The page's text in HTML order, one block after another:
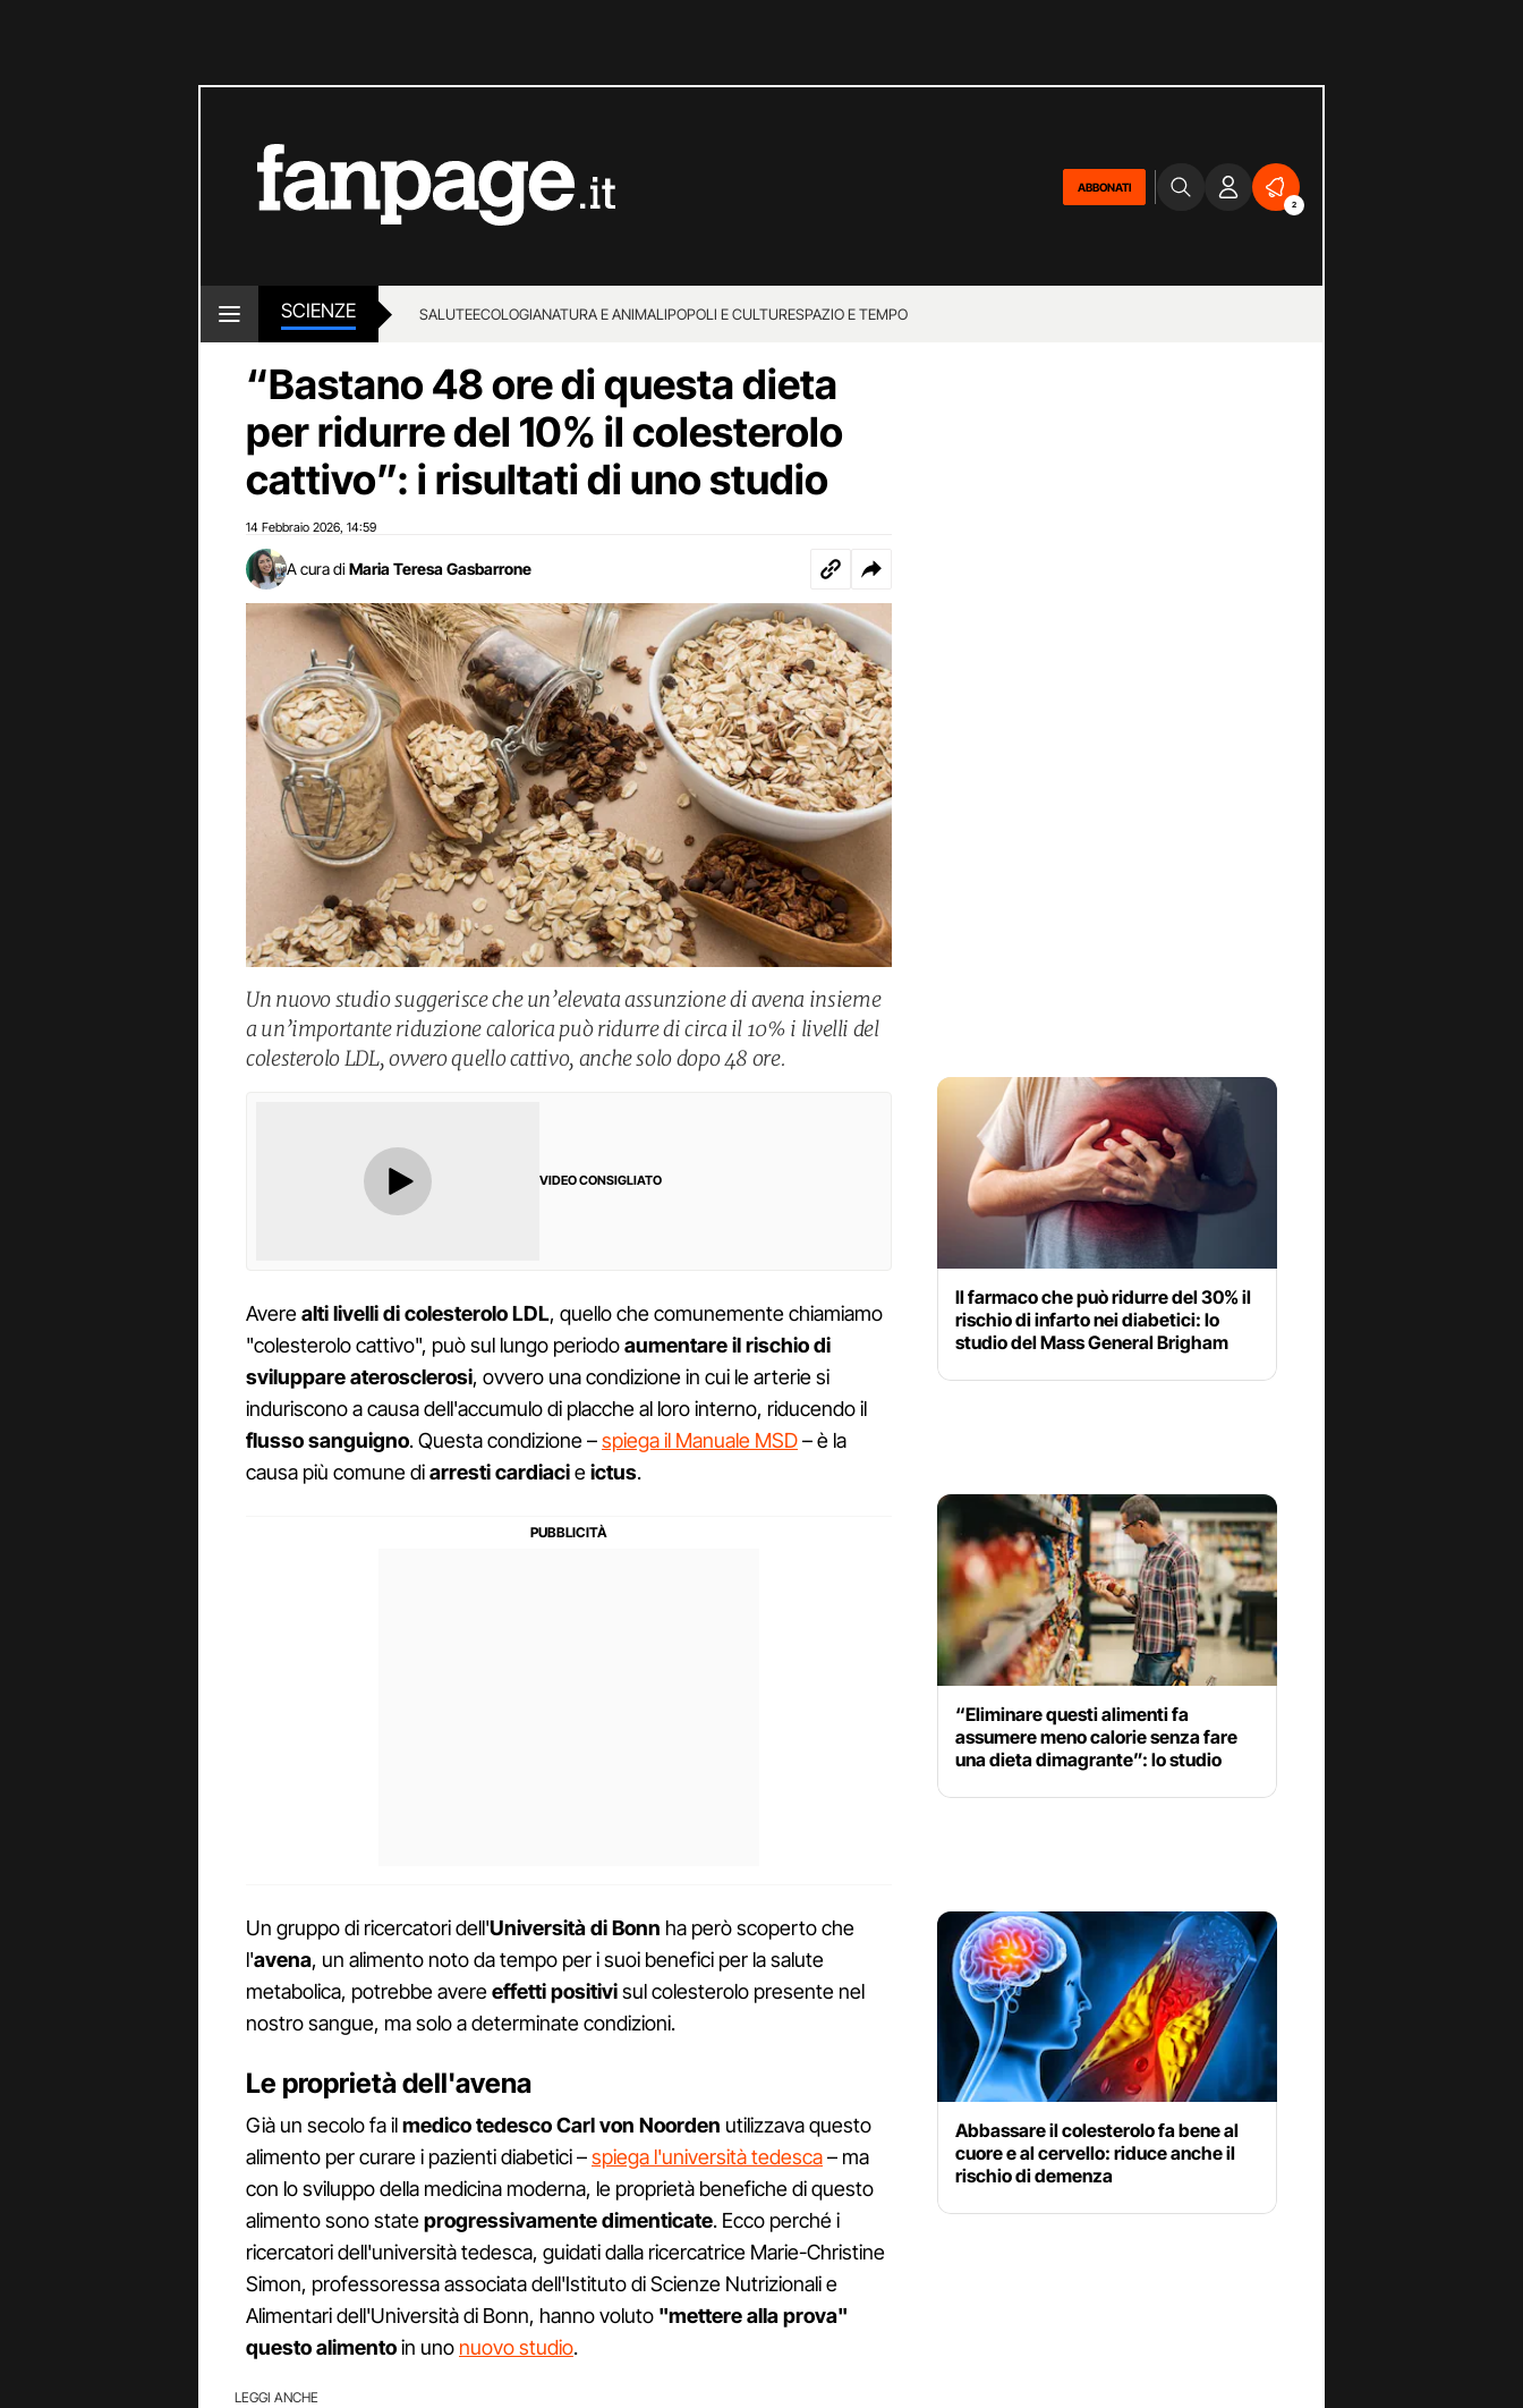
ABBONATI
2
SCIENZE SALUTEECOLOGIANATURA E ANIMALIPOPOLI E CULTURESPAZIO E TEMPO
“Bastano 48 ore di questa dieta
per ridurre del 10% il colesterolo
cattivo”: i risultati di uno studio
14 Febbraio 2026 14:59
A cura di Maria Teresa Gasbarrone
Un nuovo studio suggerisce che un’elevata assunzione di avena insieme
a un’importante riduzione calorica può ridurre di circa il 10% i livelli del
colesterolo LDL, ovvero quello cattivo, anche solo dopo 48 ore.
VIDEO CONSIGLIATO
Averealti livelli di colesteroloLDL, quello che comunemente chiamiamo
"colesterolo cattivo", può sul lungo periodoaumentare il rischio di
sviluppare aterosclerosi, ovvero una condizione in cui le arterie si
induriscono a causa dell'accumulo di placche al loro interno, riducendo il
flusso sanguigno. Questa condizione –spiega il Manuale MSD– è la
causa più comune diarresti cardiacieictus.
Un gruppo di ricercatori dell'Università di Bonn ha però scoperto che
l'avena, un alimento noto da tempo per i suoi benefici per la salute
metabolica, potrebbe avereeffetti positivisul colesterolo presente nel
nostro sangue, ma solo a determinate condizioni.
Le proprietà dell'avena
Già un secolo fa ilmedico tedesco Carl von Noorden utilizzava questo
alimento per curare i pazienti diabetici –spiega l'università tedesca– ma
con lo sviluppo della medicina moderna, le proprietà benefiche di questo
alimento sono stateprogressivamente dimenticate. Ecco perché i
ricercatori dell'università tedesca, guidati dalla ricercatrice Marie-Christine
Simon, professoressa associata dell'Istituto di Scienze Nutrizionali e
Alimentari dell'Università di Bonn, hanno voluto "mettere alla prova"
questo alimentoin uno nuovo studio.
LEGGI ANCHE
Il farmaco che può ridurre del 30% il
rischio di infarto nei diabetici: lo
studio del Mass General Brigham
“Eliminare questi alimenti fa
assumere meno calorie senza fare
una dieta dimagrante”: lo studio
Abbassare il colesterolo fa bene al
cuore e al cervello: riduce anche il
rischio di demenza